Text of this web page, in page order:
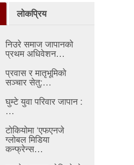
लोकप्रिय
निउरे समाज जापानको
प्रथम अधिवेशन…
प्रवास र मातृभूमिको
सञ्चार सेतु:…
घुम्टे युवा परिवार जापान :
…
टोकियोमा ‘एफएनजे
ग्लोबल मिडिया
कन्फ्रेन्स…